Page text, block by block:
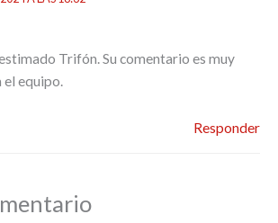
Trifón. Su comentario es muy
equipo.
Responder